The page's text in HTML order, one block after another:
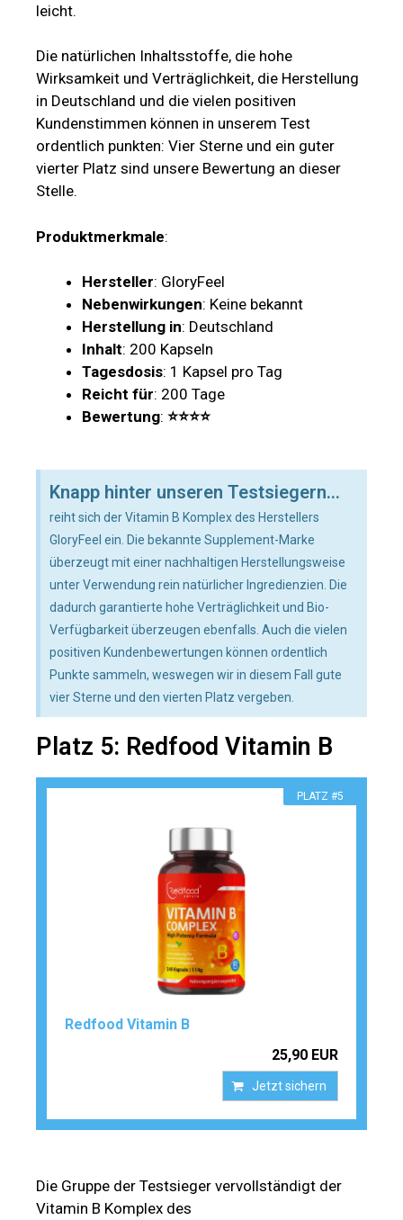
leicht.
Die natürlichen Inhaltsstoffe, die hohe
Wirksamkeit und Verträglichkeit, die Herstellung
in Deutschland und die vielen positiven
Kundenstimmen können in unserem Test
ordentlich punkten: Vier Sterne und ein guter
vierter Platz sind unsere Bewertung an dieser
Stelle.
Produktmerkmale:
Hersteller: GloryFeel
Nebenwirkungen: Keine bekannt
Herstellung in: Deutschland
Inhalt: 200 Kapseln
Tagesdosis: 1 Kapsel pro Tag
Reicht für: 200 Tage
Bewertung: ⭐⭐⭐⭐
Knapp hinter unseren Testsiegern...
reiht sich der Vitamin B Komplex des Herstellers
GloryFeel ein. Die bekannte Supplement-Marke
überzeugt mit einer nachhaltigen Herstellungsweise
unter Verwendung rein natürlicher Ingredienzien. Die
dadurch garantierte hohe Verträglichkeit und Bio-
Verfügbarkeit überzeugen ebenfalls. Auch die vielen
positiven Kundenbewertungen können ordentlich
Punkte sammeln, weswegen wir in diesem Fall gute
vier Sterne und den vierten Platz vergeben.
Platz 5: Redfood Vitamin B
PLATZ #5
Redfood Vitamin B
25,90 EUR
Jetzt sichern
Die Gruppe der Testsieger vervollständigt der
Vitamin B Komplex des